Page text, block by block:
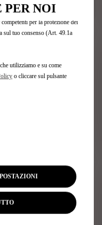
PER NOI
ricevuto una decisione di
competenti per la protezione dei
sul tuo consenso (Art. 49.1a
utilizziamo e su come
o cliccare sul pulsante